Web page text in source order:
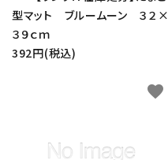
型マット ブルームーン ３２×
３９ｃｍ
392円(税込)
favorite
カテゴリー